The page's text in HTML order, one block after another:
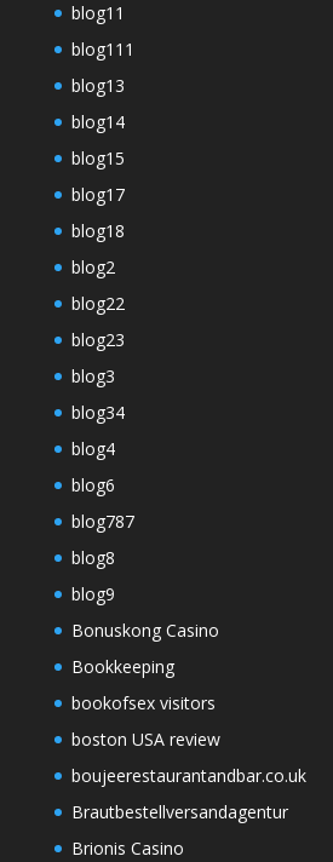
blog11
blog111
blog13
blog14
blog15
blog17
blog18
blog2
blog22
blog23
blog3
blog34
blog4
blog6
blog787
blog8
blog9
Bonuskong Casino
Bookkeeping
bookofsex visitors
boston USA review
boujeerestaurantandbar.co.uk
Brautbestellversandagentur
Brionis Casino